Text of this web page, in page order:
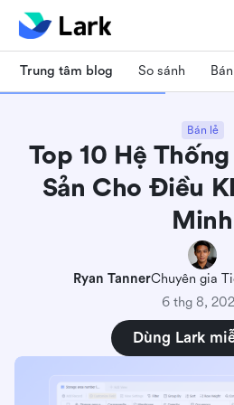
Trung tâm blog So sánh
Bán lẻ
Top 10 Hệ
Sản Cho Điều
Minh
Ryan TannerChuyên gia
6 thg 8,
Dùng Lark